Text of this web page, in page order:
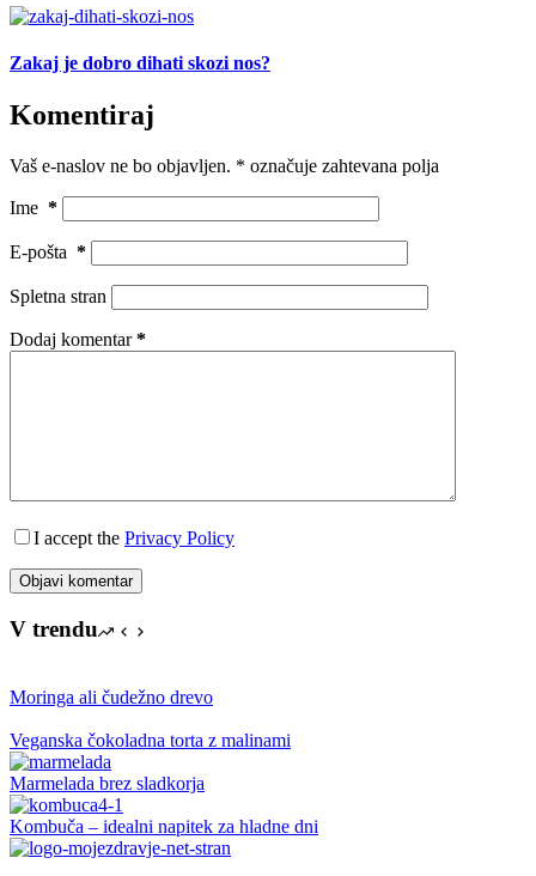
Zakaj je dobro dihati skozi nos?
Komentiraj
Vaš e-naslov ne bo objavljen. * označuje zahtevana polja
Ime *
E-pošta *
Spletna stran
Dodaj komentar*
I accept the Privacy Policy
Objavi komentar
V trendu
Moringa ali čudežno drevo
Veganska čokoladna torta z malinami
Marmelada brez sladkorja
Kombuča – idealni napitek za hladne dni